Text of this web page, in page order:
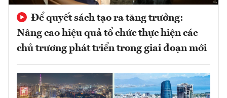
Để quyết sách tạo ra tăng trưởng:
Nâng cao hiệu quả tổ chức thực hiện các
chủ trương phát triển trong giai đoạn mới